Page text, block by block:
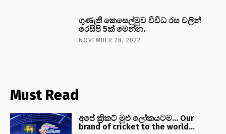
ගුණැති කෙසෙල්මුව විවිධ රස වලින්
රෙසිපි 5ක් මෙන්න.
NOVEMBER 28, 2022
Must Read
අපේ ක්‍රිකට් මුළු ලෝකයටම… Our
brand of cricket to the world…